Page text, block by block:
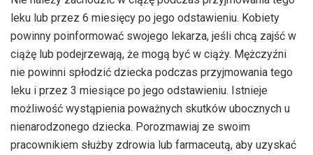
leku lub przez 6 miesięcy po jego odstawieniu. Kobiety
powinny poinformować swojego lekarza, jeśli chcą zajść w
ciążę lub podejrzewają, że mogą być w ciąży. Mężczyźni
nie powinni spłodzić dziecka podczas przyjmowania tego
leku i przez 3 miesiące po jego odstawieniu. Istnieje
możliwość wystąpienia poważnych skutków ubocznych u
nienarodzonego dziecka. Porozmawiaj ze swoim
pracownikiem służby zdrowia lub farmaceutą, aby uzyskać